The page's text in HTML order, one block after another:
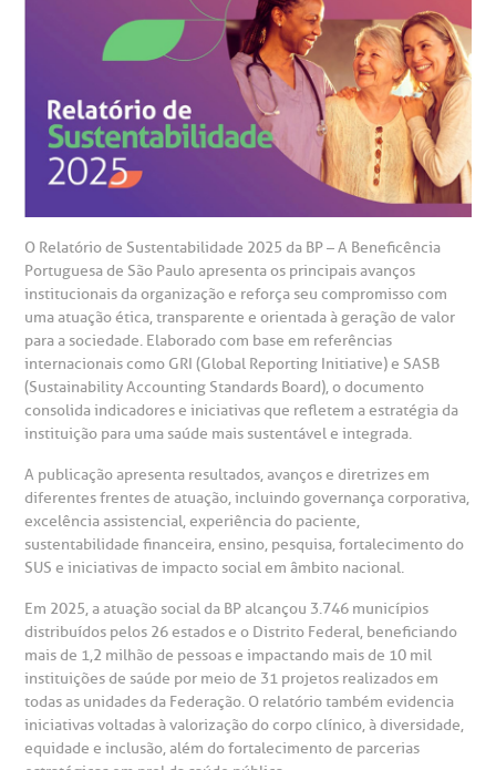
de exames
de Exames
A Ouvidoria e SAC são canais para você, cliente da BP, tirar
suas dúvidas, registrar suas reclamações ou fazer elogios
relacionados ao nosso atendimento e aos nossos serviços.
Horário de atendimento: 2ª a 6ª feira das 7h às 18h
(11)3505-1000
ouvidoria@bp.org.br
Fale Conosco
Saiba mais
Rua Maestro Cardim, 769
CEP: 01323-001 | Bela Vista
BP Mirante
Saiba mais
Endereço:
R. Martiniano de Carvalho, 965
de conduta
Financeiras
corporativa
social
a BP
Conosco
de Benchmarking
Telemedicina BP
Teleinterconsulta
Centro de Doenças Autoimunes
de Infarto SUS
de Visita
de cópia de prontuário médico
de orçamento particular
de veracidade de atestado
atendimento
Cirurgia
frequentes
de Excelência em Neurologia e
de Excelência em Ortopedia
especialidades
O Relatório de Sustentabilidade 2025 da BP – A Beneficência
Portuguesa de São Paulo apresenta os principais avanços
institucionais da organização e reforça seu compromisso com
uma atuação ética, transparente e orientada à geração de valor
para a sociedade. Elaborado com base em referências
internacionais como GRI (Global Reporting Initiative) e SASB
(Sustainability Accounting Standards Board), o documento
consolida indicadores e iniciativas que refletem a estratégia da
instituição para uma saúde mais sustentável e integrada.
A publicação apresenta resultados, avanços e diretrizes em
diferentes frentes de atuação, incluindo governança corporativa,
excelência assistencial, experiência do paciente,
sustentabilidade financeira, ensino, pesquisa, fortalecimento do
SUS e iniciativas de impacto social em âmbito nacional.
Em 2025, a atuação social da BP alcançou 3.746 municípios
distribuídos pelos 26 estados e o Distrito Federal, beneficiando
mais de 1,2 milhão de pessoas e impactando mais de 10 mil
instituições de saúde por meio de 31 projetos realizados em
todas as unidades da Federação. O relatório também evidencia
iniciativas voltadas à valorização do corpo clínico, à diversidade,
equidade e inclusão, além do fortalecimento de parcerias